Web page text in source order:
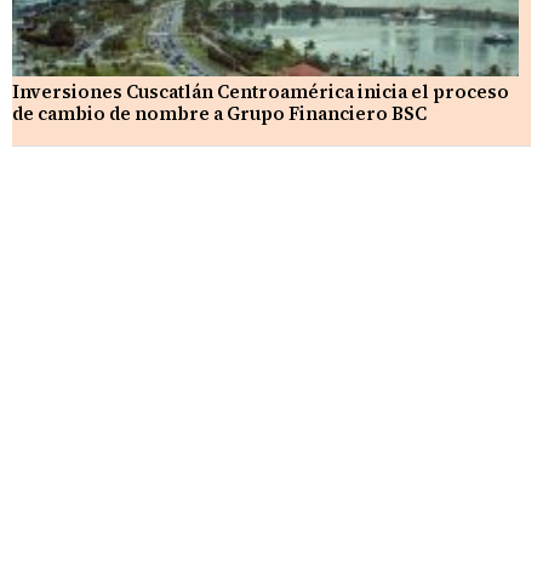
Inversiones Cuscatlán Centroamérica inicia el proceso
de cambio de nombre a Grupo Financiero BSC